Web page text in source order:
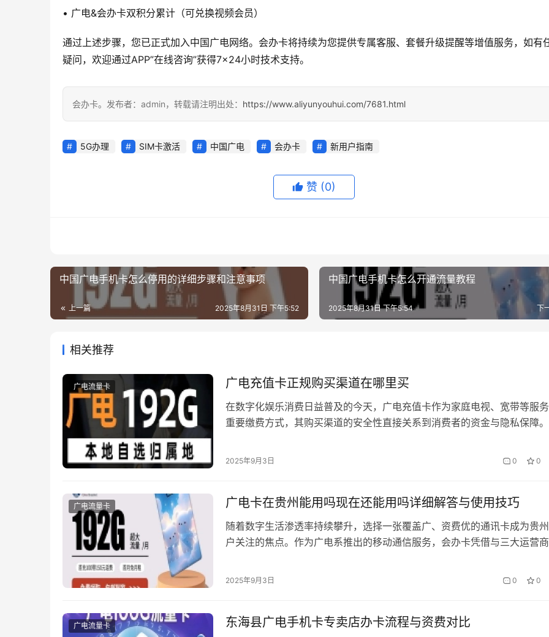
• 广电&会办卡双积分累计（可兑换视频会员）
通过上述步骤，您已正式加入中国广电网络。会办卡将持续为您提供专属客服、套餐升级提醒等增值服务，如有
疑问，欢迎通过APP”在线咨询”获得7×24小时技术支持。
会办卡。发布者：admin，转载请注明出处： https://www.aliyunyouhui.com/7681.html
5G办理 SIM卡激活 中国广电 会办卡 新用户指南
赞 (0)
中国广电手机卡怎么停用的详细步骤和注意事项
上一篇 2025年8月31日 下午5:52
中国广电手机卡怎么开通流量教程
下
2025年8月31日 下午5:54
相关推荐
广电流量卡 广电充值卡正规购买渠道在哪里买
在数字化娱乐消费日益普及的今天，广电充值卡作为家庭电视、宽带等服
重要缴费方式，其购买渠道的安全性直接关系到消费者的资金与隐私保障
险，同时介绍「会办卡」这一便捷充值工具的辅助功能。 一、官方直营渠
2025年9月3日 0 0
广电流量卡 广电卡在贵州能用吗现在还能用吗详细解答与使用技巧
随着数字生活渗透率持续攀升，选择一张覆盖广、资费优的通讯卡成为贵
户关注的焦点。作为广电系推出的移动通信服务，会办卡凭借与三大运营
州的实际使用表现，并分享鲜为人知的实用技巧。 一、广电卡贵州覆盖现
2025年9月3日 0 0
广电流量卡 东海县广电手机卡专卖店办卡流程与资费对比